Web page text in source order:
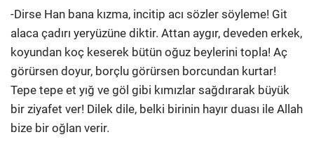
-Dirse Han bana kızma, incitip acı sözler söyleme! Git
alaca çadırı yeryüzüne diktir. Attan aygır, deveden erkek,
koyundan koç keserek bütün oğuz beylerini topla! Aç
görürsen doyur, borçlu görürsen borcundan kurtar!
Tepe tepe et yığ ve göl gibi kımızlar sağdırarak büyük
bir ziyafet ver! Dilek dile, belki birinin hayır duası ile Allah
bize bir oğlan verir.